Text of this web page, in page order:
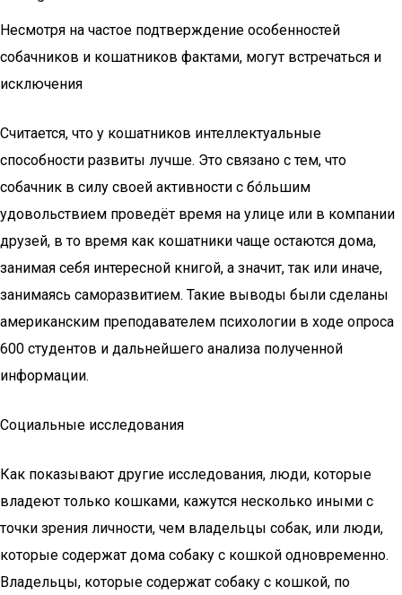
Несмотря на частое подтверждение особенностей
собачников и кошатников фактами, могут встречаться и
исключения
Считается, что у кошатников интеллектуальные
способности развиты лучше. Это связано с тем, что
собачник в силу своей активности с бо́льшим
удовольствием проведёт время на улице или в компании
друзей, в то время как кошатники чаще остаются дома,
занимая себя интересной книгой, а значит, так или иначе,
занимаясь саморазвитием. Такие выводы были сделаны
американским преподавателем психологии в ходе опроса
600 студентов и дальнейшего анализа полученной
информации.
Социальные исследования
Как показывают другие исследования, люди, которые
владеют только кошками, кажутся несколько иными с
точки зрения личности, чем владельцы собак, или люди,
которые содержат дома собаку с кошкой одновременно.
Владельцы, которые содержат собаку с кошкой, по